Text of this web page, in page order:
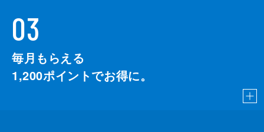
03
毎月もらえる
1,200ポイントでお得に。